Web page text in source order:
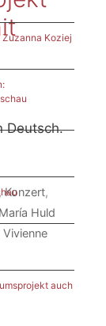
Deutsch.
Konzert,
María Huld
Vivienne
Koziej
auch